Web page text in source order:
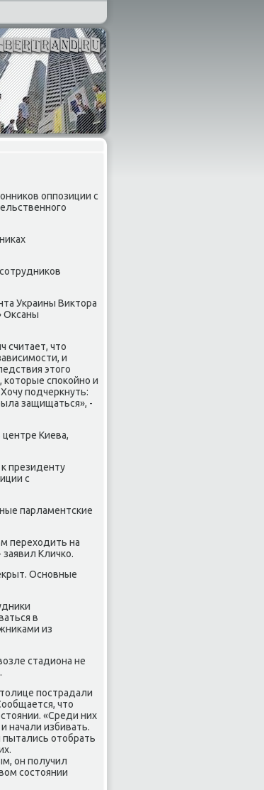
оппозиции с
Украины Виктора
Оксаны
считает, что
и
этого
спокойно и
подчеркнуть:
защищаться», -
Киева,
президенту
с
парламентские
переходить на
Кличко.
Основные
в
из
стадиона не
пострадали
что
«Среди них
начали избивать.
отобрать
он получил
состоянии